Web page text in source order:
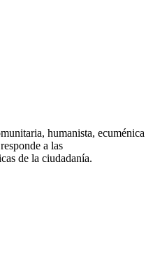
humanista, ecuménica
a las
de la ciudadanía.